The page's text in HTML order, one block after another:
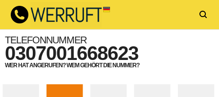
TELEFONNUMMER
0307001668623
WER HAT ANGERUFEN? WEM GEHÖRT DIE NUMMER?